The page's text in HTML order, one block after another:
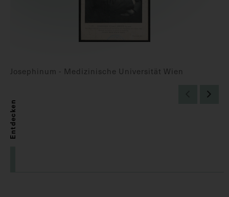
Josephinum - Medizinische Universität Wien
Entdecken